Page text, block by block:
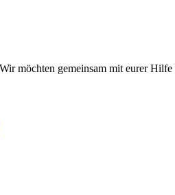
möchten gemeinsam mit eurer